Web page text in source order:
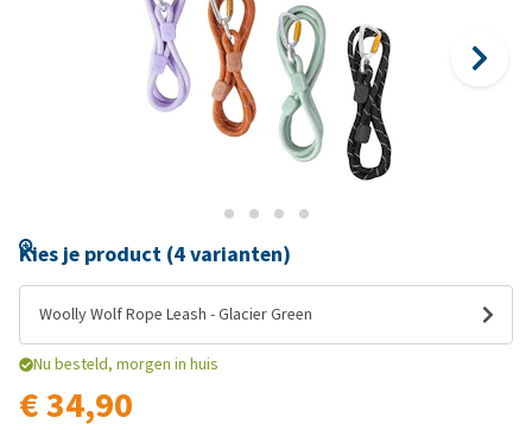
Kies je product (4 varianten)
Woolly Wolf Rope Leash - Glacier Green
Nu besteld, morgen in huis
€ 34,90